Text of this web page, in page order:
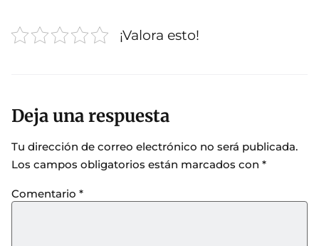
¡Valora esto!
Deja una respuesta
Tu dirección de correo electrónico no será publicada.
Los campos obligatorios están marcados con *
Comentario *